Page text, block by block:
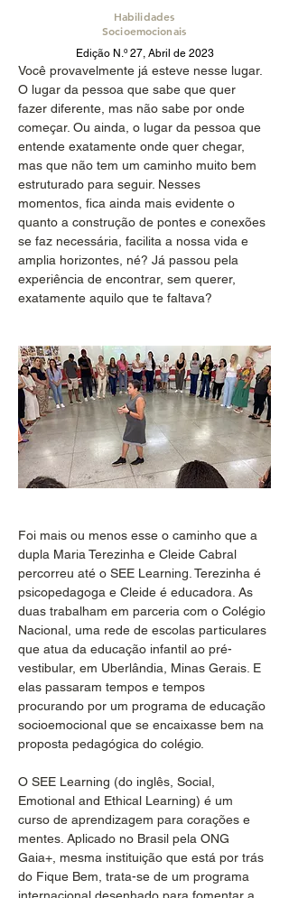
Habilidades
Socioemocionais
Edição N.º 27, Abril de 2023
Você provavelmente já esteve nesse lugar.
O lugar da pessoa que sabe que quer
fazer diferente, mas não sabe por onde
começar. Ou ainda, o lugar da pessoa que
entende exatamente onde quer chegar,
mas que não tem um caminho muito bem
estruturado para seguir. Nesses
momentos, fica ainda mais evidente o
quanto a construção de pontes e conexões
se faz necessária, facilita a nossa vida e
amplia horizontes, né? Já passou pela
experiência de encontrar, sem querer,
exatamente aquilo que te faltava?
Foi mais ou menos esse o caminho que a
dupla Maria Terezinha e Cleide Cabral
percorreu até o SEE Learning. Terezinha é
psicopedagoga e Cleide é educadora. As
duas trabalham em parceria com o Colégio
Nacional, uma rede de escolas particulares
que atua da educação infantil ao pré-
vestibular, em Uberlândia, Minas Gerais. E
elas passaram tempos e tempos
procurando por um programa de educação
socioemocional que se encaixasse bem na
proposta pedagógica do colégio.
O SEE Learning (do inglês, Social,
Emotional and Ethical Learning) é um
curso de aprendizagem para corações e
mentes. Aplicado no Brasil pela ONG
Gaia+, mesma instituição que está por trás
do Fique Bem, trata-se de um programa
internacional desenhado para fomentar a